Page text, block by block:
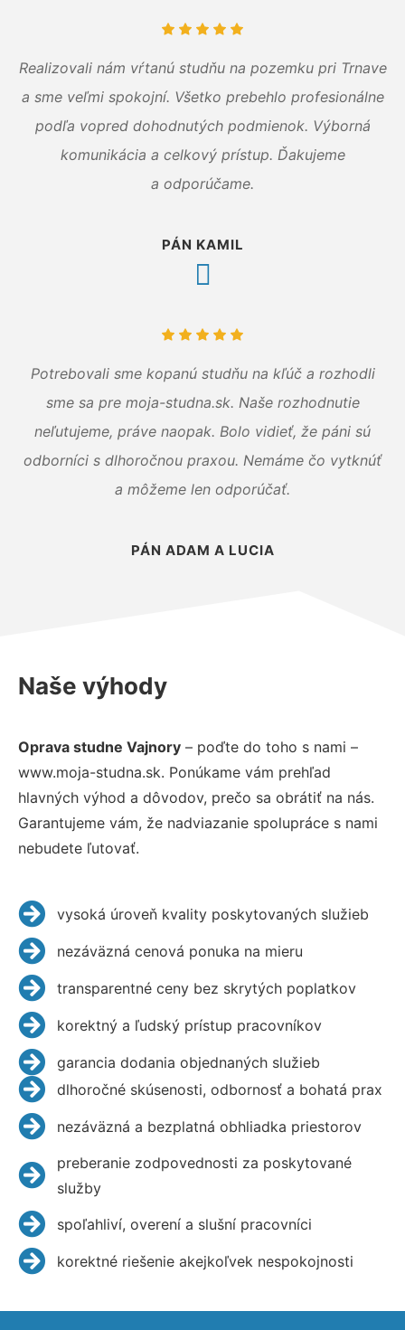
Realizovali nám vŕtanú studňu na pozemku pri Trnave
a sme veľmi spokojní. Všetko prebehlo profesionálne
podľa vopred dohodnutých podmienok. Výborná
komunikácia a celkový prístup. Ďakujeme
a odporúčame.
PÁN KAMIL
Potrebovali sme kopanú studňu na kľúč a rozhodli
sme sa pre moja-studna.sk. Naše rozhodnutie
neľutujeme, práve naopak. Bolo vidieť, že páni sú
odborníci s dlhoročnou praxou. Nemáme čo vytknúť
a môžeme len odporúčať.
PÁN ADAM A LUCIA
Naše výhody
Oprava studne Vajnory – poďte do toho s nami –
www.moja-studna.sk. Ponúkame vám prehľad
hlavných výhod a dôvodov, prečo sa obrátiť na nás.
Garantujeme vám, že nadviazanie spolupráce s nami
nebudete ľutovať.
vysoká úroveň kvality poskytovaných služieb
nezáväzná cenová ponuka na mieru
transparentné ceny bez skrytých poplatkov
korektný a ľudský prístup pracovníkov
garancia dodania objednaných služieb
dlhoročné skúsenosti, odbornosť a bohatá prax
nezáväzná a bezplatná obhliadka priestorov
preberanie zodpovednosti za poskytované
služby
spoľahliví, overení a slušní pracovníci
korektné riešenie akejkoľvek nespokojnosti